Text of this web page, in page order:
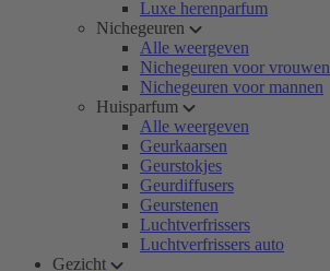
Luxe herenparfum
Nichegeuren
Alle weergeven
Nichegeuren voor vrouwen
Nichegeuren voor mannen
Huisparfum
Alle weergeven
Geurkaarsen
Geurstokjes
Geurdiffusers
Geurstenen
Luchtverfrissers
Luchtverfrissers auto
Gezicht